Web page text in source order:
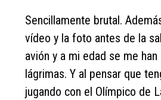
Sencillamente brutal.
vídeo y la foto antes de la
avión y a mi edad se me
lágrimas. Y al pensar que
jugando con el Olímpico de